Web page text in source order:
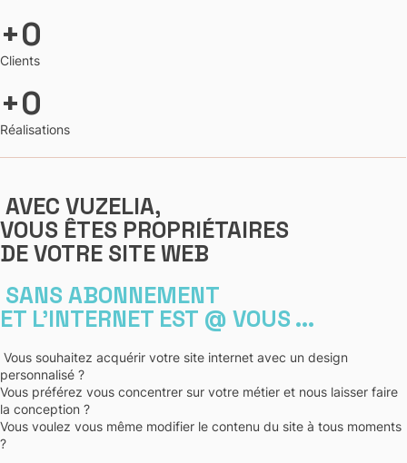
0
Clients
0
Réalisations
AVEC VUZELIA,
VOUS ÊTES PROPRIÉTAIRES
DE VOTRE SITE WEB
SANS ABONNEMENT
ET L'INTERNET EST @ VOUS ...
Vous souhaitez acquérir votre site internet avec un design
personnalisé ?
Vous préférez vous concentrer sur votre métier et nous laisser faire
la conception ?
Vous voulez vous même modifier le contenu du site à tous moments
?